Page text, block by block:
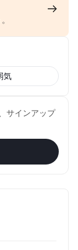
気
サインアップ